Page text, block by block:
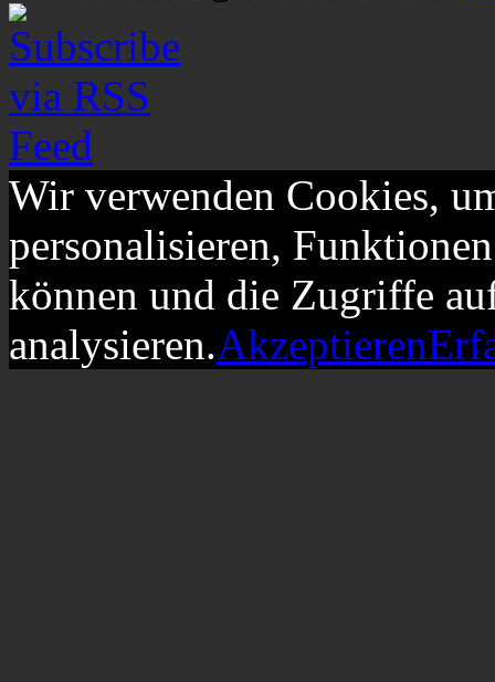
Wir verwenden Cookies,
personalisieren,
können und die Zugriffe
analysieren.Akzeptieren